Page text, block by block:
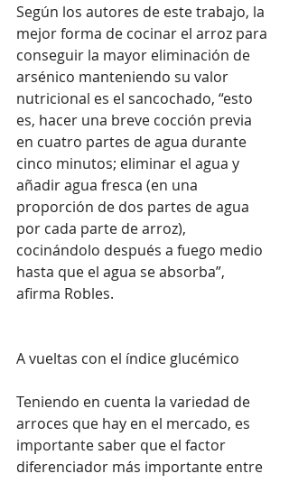
Según los autores de este trabajo, la
mejor forma de cocinar el arroz para
conseguir la mayor eliminación de
arsénico manteniendo su valor
nutricional es el sancochado, “esto
es, hacer una breve cocción previa
en cuatro partes de agua durante
cinco minutos; eliminar el agua y
añadir agua fresca (en una
proporción de dos partes de agua
por cada parte de arroz),
cocinándolo después a fuego medio
hasta que el agua se absorba”,
afirma Robles.
A vueltas con el índice glucémico
Teniendo en cuenta la variedad de
arroces que hay en el mercado, es
importante saber que el factor
diferenciador más importante entre